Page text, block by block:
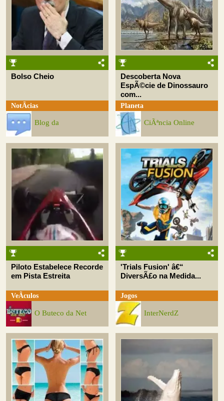
Bolso Cheio
NotÃ­cias
Blog da
Descoberta Nova
EspÃ©cie de Dinossauro
com...
Planeta
CiÃªncia Online
Piloto Estabelece Recorde
em Pista Estreita
VeÃ­culos
O Buteco da Net
'Trials Fusion' â€“
DiversÃ£o na Medida...
Jogos
InterNerdZ